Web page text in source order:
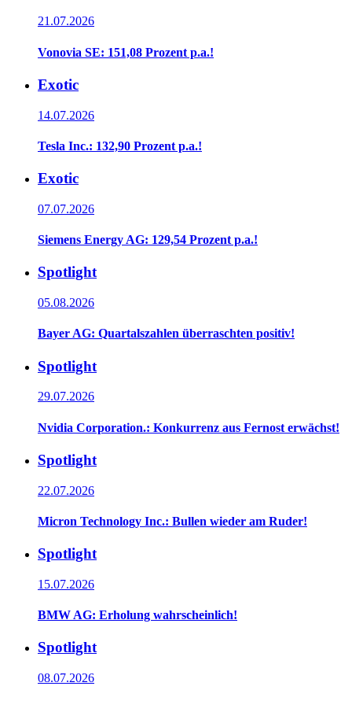
21.07.2026
Vonovia SE: 151,08 Prozent p.a.!
Exotic
14.07.2026
Tesla Inc.: 132,90 Prozent p.a.!
Exotic
07.07.2026
Siemens Energy AG: 129,54 Prozent p.a.!
Spotlight
05.08.2026
Bayer AG: Quartalszahlen überraschten positiv!
Spotlight
29.07.2026
Nvidia Corporation.: Konkurrenz aus Fernost erwächst!
Spotlight
22.07.2026
Micron Technology Inc.: Bullen wieder am Ruder!
Spotlight
15.07.2026
BMW AG: Erholung wahrscheinlich!
Spotlight
08.07.2026